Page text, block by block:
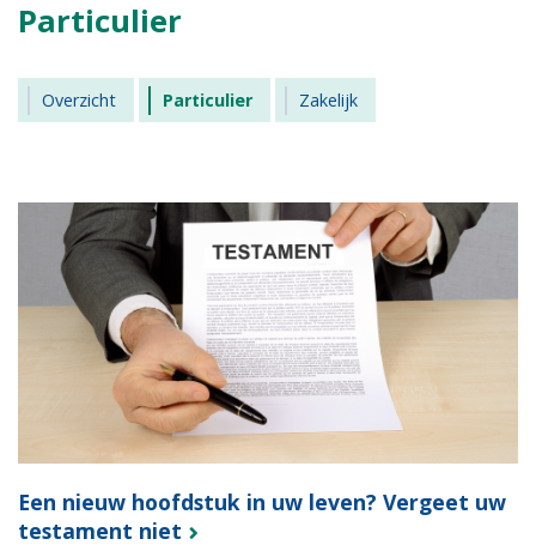
Particulier
Overzicht Particulier Zakelijk
Een nieuw hoofdstuk in uw leven? Vergeet uw
testament niet